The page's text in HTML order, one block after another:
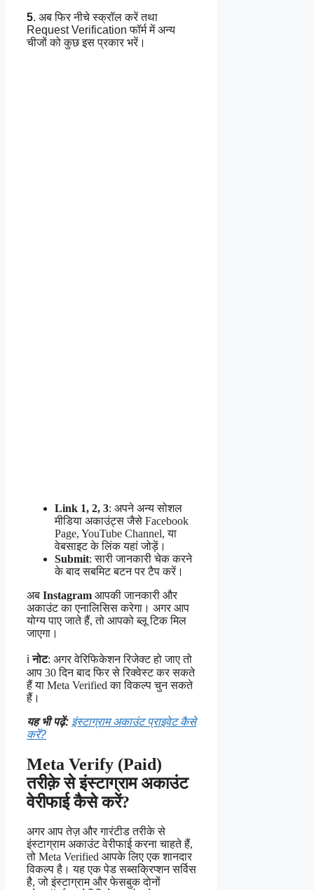
5. अब फिर नीचे स्क्रॉल करें तथा
Request Verification फॉर्म में अन्य
चीजों को कुछ इस प्रकार भरें।
Link 1, 2, 3: अपने अन्य सोशल
मीडिया अकाउंट्स जैसे Facebook
Page, YouTube Channel, या
वेबसाइट के लिंक यहां जोड़ें।
Submit: सारी जानकारी चेक करने
के बाद सबमिट बटन पर टैप करें।
अब Instagram आपकी जानकारी और
अकाउंट का एनालिसिस करेगा। अगर आप
योग्य पाए जाते हैं, तो आपको ब्लू टिक मिल
जाएगा।
ℹ️नोट: अगर वेरिफिकेशन रिजेक्ट हो जाए तो
आप 30 दिन बाद फिर से रिक्वेस्ट कर सकते
हैं या Meta Verified का विकल्प चुन सकते
हैं।
यह भी पढ़ें: इंस्टाग्राम अकाउंट प्राइवेट कैसे
करें?
Meta Verify (Paid)
तरीक़े से इंस्टाग्राम अकाउंट
वेरीफाई कैसे करें?
अगर आप तेज़ और गारंटीड तरीके से
इंस्टाग्राम अकाउंट वेरीफाई करना चाहते हैं,
तो Meta Verified आपके लिए एक शानदार
विकल्प है। यह एक पेड सब्सक्रिप्शन सर्विस
है, जो इंस्टाग्राम और फेसबुक दोनों